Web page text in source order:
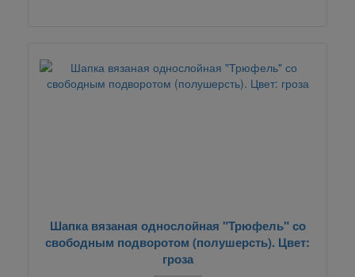
Шапка вязаная однослойная "Трюфель" со
свободным подворотом (полушерсть). Цвет:
гроза